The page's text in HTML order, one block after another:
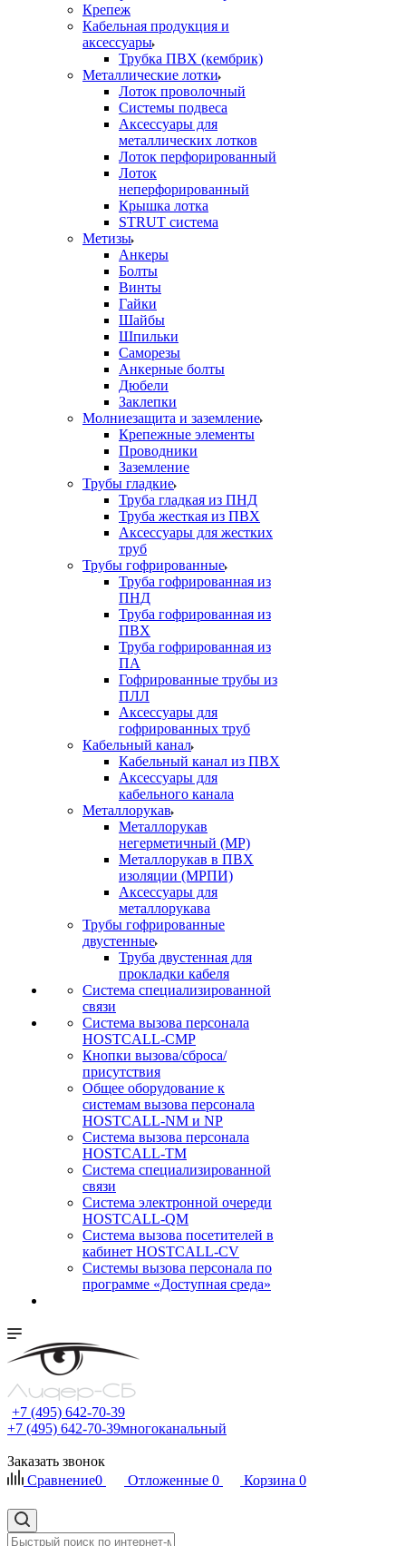
Крепеж
Кабельная продукция и
аксессуары
Трубка ПВХ (кембрик)
Металлические лотки
Лоток проволочный
Системы подвеса
Аксессуары для
металлических лотков
Лоток перфорированный
Лоток
неперфорированный
Крышка лотка
STRUT система
Метизы
Анкеры
Болты
Винты
Гайки
Шайбы
Шпильки
Саморезы
Анкерные болты
Дюбели
Заклепки
Молниезащита и заземление
Крепежные элементы
Проводники
Заземление
Трубы гладкие
Труба гладкая из ПНД
Труба жесткая из ПВХ
Аксессуары для жестких
труб
Трубы гофрированные
Труба гофрированная из
ПНД
Труба гофрированная из
ПВХ
Труба гофрированная из
ПА
Гофрированные трубы из
ПЛЛ
Аксессуары для
гофрированных труб
Кабельный канал
Кабельный канал из ПВХ
Аксессуары для
кабельного канала
Металлорукав
Металлорукав
негерметичный (МР)
Металлорукав в ПВХ
изоляции (МРПИ)
Аксессуары для
металлорукава
Трубы гофрированные
двустенные
Труба двустенная для
прокладки кабеля
Система специализированной
связи
Cистема вызова персонала
HOSTCALL-CMP
Кнопки вызова/сброса/
присутствия
Общее оборудование к
системам вызова персонала
HOSTCALL-NM и NP
Система вызова персонала
HOSTCALL-TM
Система специализированной
связи
Система электронной очереди
HOSTCALL-QM
Cистема вызова посетителей в
кабинет HOSTCALL-CV
Системы вызова персонала по
программе «Доступная среда»
+7 (495) 642-70-39
+7 (495) 642-70-39многоканальный
Заказать звонок
Сравнение0 Отложенные 0 Корзина 0